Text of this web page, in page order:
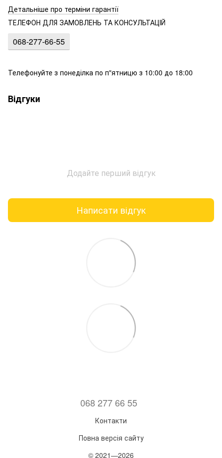
Детальніше про терміни гарантії
ТЕЛЕФОН ДЛЯ ЗАМОВЛЕНЬ ТА КОНСУЛЬТАЦІЙ
068-277-66-55
Телефонуйте з понеділка по п"ятницю з 10:00 до 18:00
Відгуки
Додайте перший відгук
Написати відгук
068 277 66 55
Контакти
Повна версія сайту
© 2021—2026